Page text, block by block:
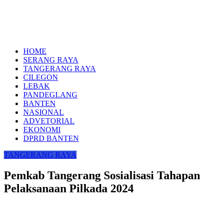
HOME
SERANG RAYA
TANGERANG RAYA
CILEGON
LEBAK
PANDEGLANG
BANTEN
NASIONAL
ADVETORIAL
EKONOMI
DPRD BANTEN
TANGERANG RAYA
Pemkab Tangerang Sosialisasi Tahapan
Pelaksanaan Pilkada 2024